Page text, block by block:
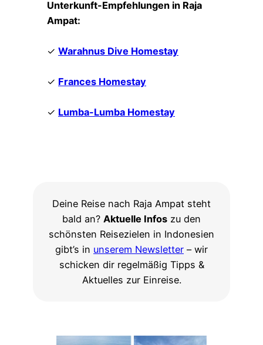
Unterkunft-Empfehlungen in Raja
Ampat:
✓ Warahnus Dive Homestay
✓ Frances Homestay
✓ Lumba-Lumba Homestay
Deine Reise nach Raja Ampat steht
bald an? Aktuelle Infos zu den
schönsten Reisezielen in Indonesien
gibt’s in unserem Newsletter – wir
schicken dir regelmäßig Tipps &
Aktuelles zur Einreise.